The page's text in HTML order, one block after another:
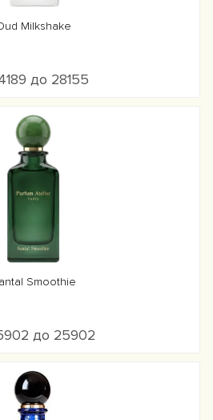
Milkshake
до 28155
Smoothie
до 25902